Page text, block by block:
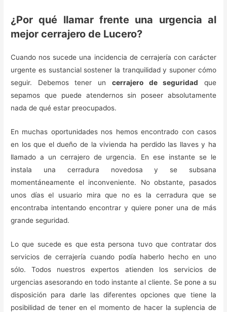
¿Por qué llamar frente una urgencia al
mejor cerrajero de Lucero?
Cuando nos sucede una incidencia de cerrajería con carácter
urgente es sustancial sostener la tranquilidad y suponer cómo
seguir. Debemos tener un cerrajero de seguridad que
sepamos que puede atendernos sin poseer absolutamente
nada de qué estar preocupados.
En muchas oportunidades nos hemos encontrado con casos
en los que el dueño de la vivienda ha perdido las llaves y ha
llamado a un cerrajero de urgencia. En ese instante se le
instala una cerradura novedosa y se subsana
momentáneamente el inconveniente. No obstante, pasados
unos días el usuario mira que no es la cerradura que se
encontraba intentando encontrar y quiere poner una de más
grande seguridad.
Lo que sucede es que esta persona tuvo que contratar dos
servicios de cerrajería cuando podía haberlo hecho en uno
sólo. Todos nuestros expertos atienden los servicios de
urgencias asesorando en todo instante al cliente. Se pone a su
disposición para darle las diferentes opciones que tiene la
posibilidad de tener en el momento de hacer la suplencia de